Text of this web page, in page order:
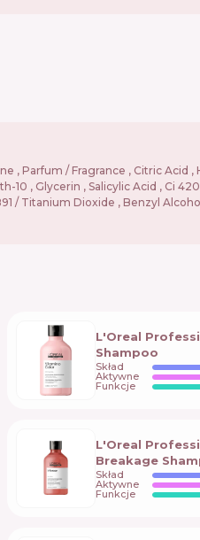
Parfum / Fragrance , Citric Acid
, Glycerin , Salicylic Acid , Ci
/ Titanium Dioxide , Benzyl
L'Oreal
Shampoo
Skład
Aktywne
Funkcje
L'Oreal
Breakage
Skład
Aktywne
Funkcje